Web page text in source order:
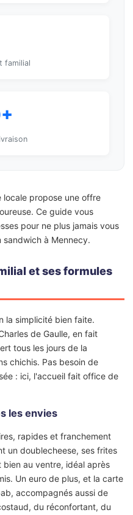
familial
locale propose une offre
Ce guide vous
pour ne plus jamais vous
à Mennecy.
et ses formules
la simplicité bien faite.
de Gaulle, en fait
tous les jours de la
chichis. Pas besoin de
: ici, l'accueil fait office de
les envies
rapides et franchement
un doublecheese, ses frites
bien au ventre, idéal après
Un euro de plus, et la carte
accompagnés aussi de
du réconfortant, du